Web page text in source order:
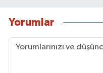
Yorumlar